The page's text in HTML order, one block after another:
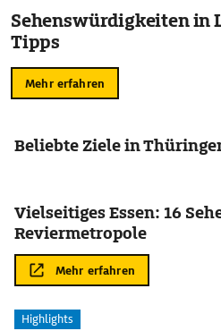
Sehenswürdigkeiten in
Tipps
Mehr erfahren
Beliebte Ziele in
Vielseitiges Essen: 16
Reviermetropole
Mehr erfahren
Highlights